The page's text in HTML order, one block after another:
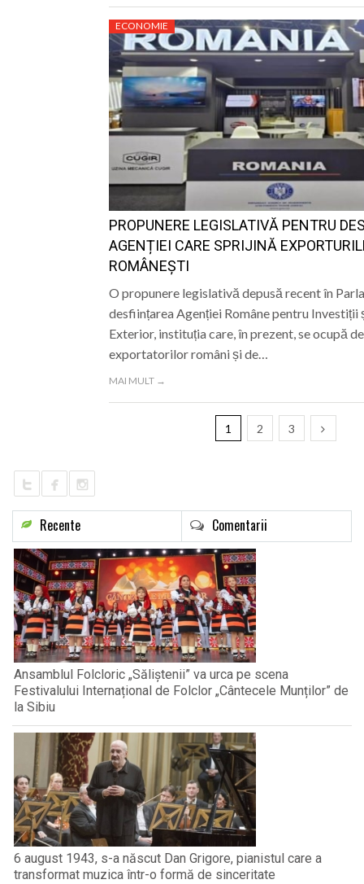
ECONOMIE
PROPUNERE LEGISLATIVĂ PENTRU
AGENȚIEI CARE SPRIJINĂ
ROMÂNEȘTI
O propunere legislativă depusă recent în
desființarea Agenției Române pentru Investiții
Exterior, instituția care, în prezent, se ocupă
exportatorilor români și de…
MAI MULT →
1 2 3
Recente Comentarii
Ansamblul Folcloric „Săliștenii” va urca pe scena
Festivalului Internațional de Folclor „Cântecele Munților” de
la Sibiu
6 august 1943, s-a născut Dan Grigore, pianistul care a
transformat muzica într-o formă de sinceritate